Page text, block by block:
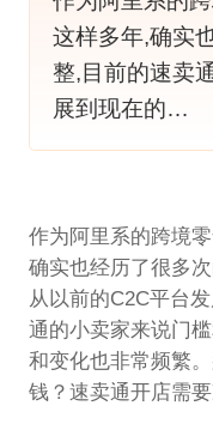
这样多年,确实
整,目前的速卖
展到现在的…
作为阿里系的跨境
确实也经历了很多
从以前的C2C平台
通的小卖家来说门
和变化也非常频繁
钱？速卖通开店需